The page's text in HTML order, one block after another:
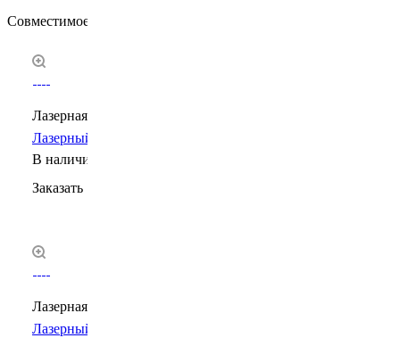
Совместимое оборудование
Лазерная маркировка
Лазерный UV маркиратор CP6000U
В наличии
Заказать
Лазерная маркировка
Лазерный волоконный маркиратор CP6000F